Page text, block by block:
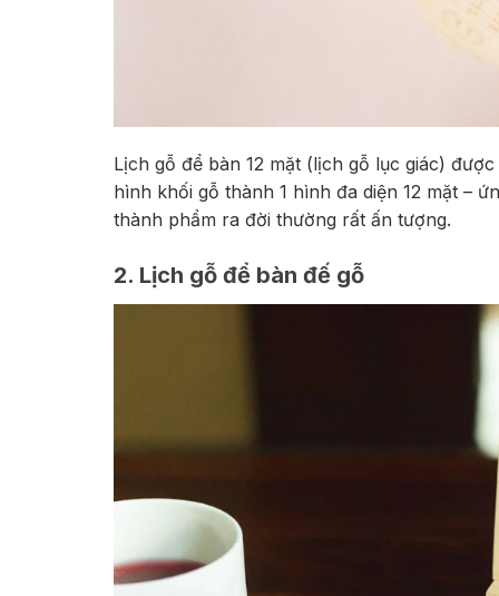
Lịch gỗ để bàn 12 mặt (lịch gỗ lục giác)
hình khối gỗ thành 1 hình đa diện 12 mặt –
thành phẩm ra đời thường rất ấn tượng.
2. Lịch gỗ để bàn đế gỗ